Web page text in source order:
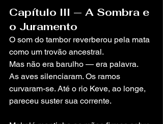
Capítulo III — A Sombra e
o Juramento
O som do tambor reverberou pela mata
como um trovão ancestral.
Mas não era barulho — era palavra.
As aves silenciaram. Os ramos
curvaram-se. Até o rio Keve, ao longe,
pareceu suster sua corrente.